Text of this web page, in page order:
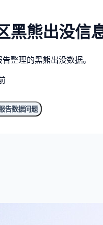
黑熊出没信
整理的黑熊出没数据。
告数据问题